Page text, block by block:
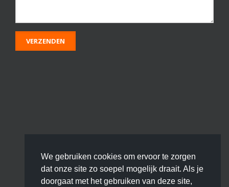
We gebruiken cookies om ervoor te zorgen
dat onze site zo soepel mogelijk draait. Als je
doorgaat met het gebruiken van deze site,